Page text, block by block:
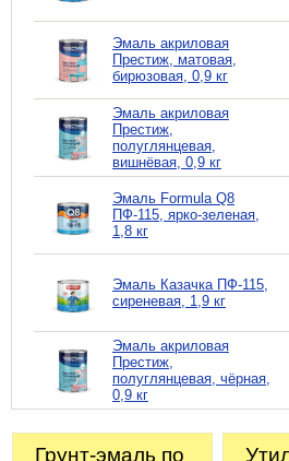
Эмаль акриловая
Престиж, матовая,
бирюзовая, 0,9 кг
Эмаль акриловая
Престиж,
полуглянцевая,
вишнёвая, 0,9 кг
Эмаль Formula Q8
ПФ-115, ярко-зеленая,
1,8 кг
Эмаль Казачка ПФ-115,
сиреневая, 1,9 кг
Эмаль акриловая
Престиж,
полуглянцевая, чёрная,
0,9 кг
Грунт-эмаль по